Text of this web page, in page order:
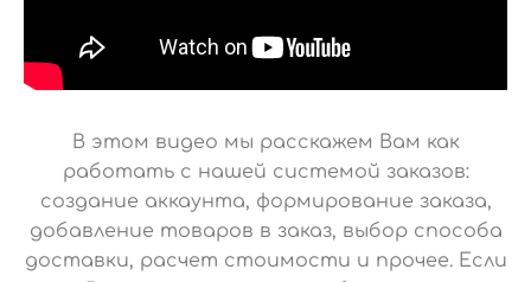
В этом видео мы расскажем Вам как
работать с нашей системой заказов:
создание аккаунта, формирование заказа,
добавление товаров в заказ, выбор способа
доставки, расчет стоимости и прочее. Если